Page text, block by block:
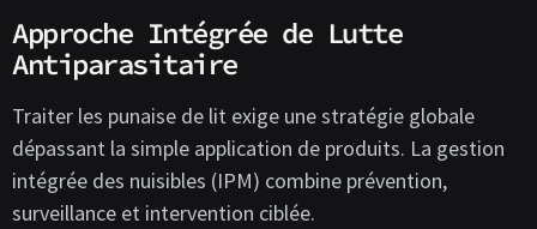
Approche Intégrée de Lutte
Antiparasitaire
Traiter les punaise de lit exige une stratégie globale
dépassant la simple application de produits. La gestion
intégrée des nuisibles (IPM) combine prévention,
surveillance et intervention ciblée.